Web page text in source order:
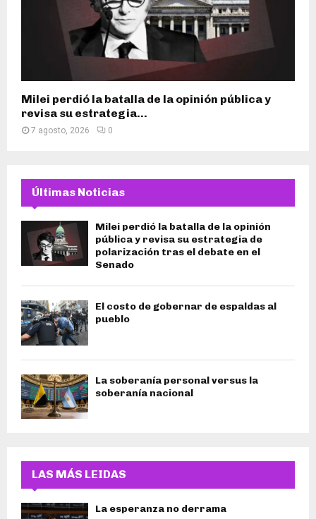
Milei perdió la batalla de la opinión pública y
revisa su estrategia...
7 agosto, 2026 0
Últimas Noticias
Milei perdió la batalla de la opinión
pública y revisa su estrategia de
polarización tras el debate en el
Senado
El costo de gobernar de espaldas al
pueblo
La soberanía personal versus la
soberanía nacional
LAS MÁS LEIDAS
La esperanza no derrama